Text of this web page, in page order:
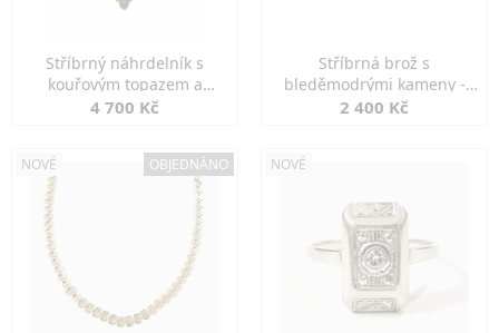
Stříbrný náhrdelník s
kouřovým topazem a
markazity
4 700 Kč
Stříbrná brož s
bleděmodrými kameny -
jemná elegance
2 400 Kč
NOVÉ OBJEDNÁNO NOVÉ